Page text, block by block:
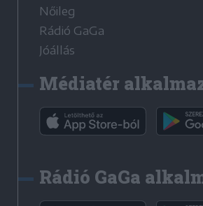
Nőileg
Rádió GaGa
Jóállás
Médiatér
Rádió GaGa